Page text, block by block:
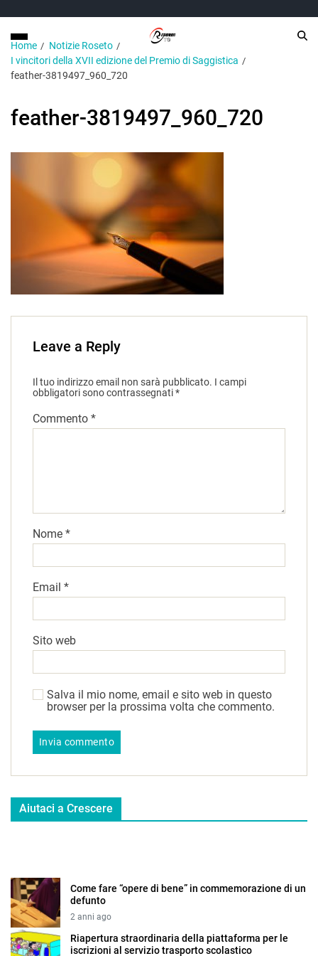
Home
Notizie Roseto
I vincitori della XVII edizione del Premio di Saggistica
feather-3819497_960_720
feather-3819497_960_720
Leave a Reply
Il tuo indirizzo email non sarà pubblicato. I campi
obbligatori sono contrassegnati*
Commento *
Nome *
Email *
Sito web
Salva il mio nome, email e sito web in questo
browser per la prossima volta che commento.
Aiutaci a Crescere
Come fare “opere di bene” in commemorazione di un
defunto
2 anni ago
Riapertura straordinaria della piattaforma per le
iscrizioni al servizio trasporto scolastico